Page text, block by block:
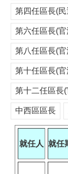
第四任區長(民
第六任區長(官
第八任區長(官
第十任區長(官
第十二任區長
中西區區長
就任人 就任